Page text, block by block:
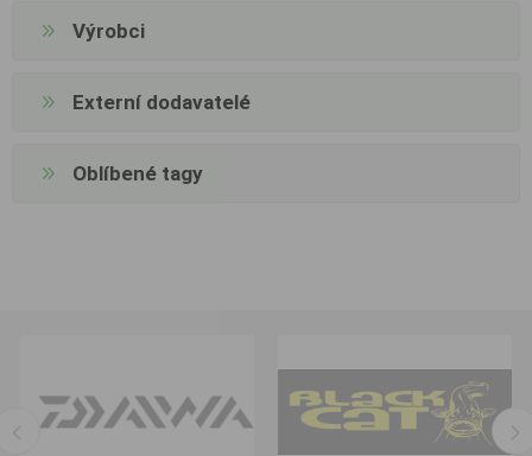
Výrobci
Externí dodavatelé
Oblíbené tagy